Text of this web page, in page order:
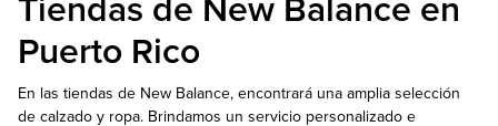
Tiendas de New Balance en
Puerto Rico
En las tiendas de New Balance, encontrará una amplia selección
de calzado y ropa. Brindamos un servicio personalizado e